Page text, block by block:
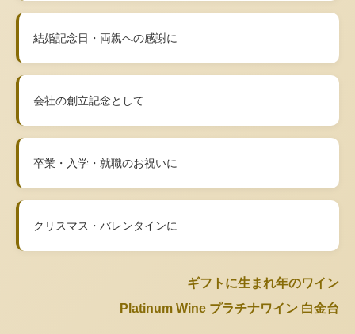
結婚記念日・両親への感謝に
会社の創立記念として
卒業・入学・就職のお祝いに
クリスマス・バレンタインに
ギフトに生まれ年のワイン
Platinum Wine プラチナワイン 白金台